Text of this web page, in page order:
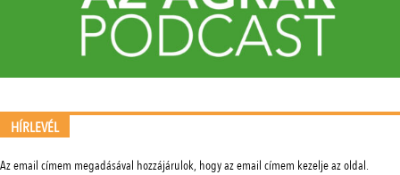
HÍRLEVÉL
Az email címem megadásával hozzájárulok, hogy az email címem kezelje az oldal.